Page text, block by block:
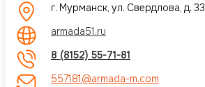
г. Мурманск, ул. Свердлова, д. 33
armada51.ru
8 (8152) 55-71-81
557181@armada-m.com